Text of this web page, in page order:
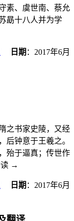
素、虞世南、蔡允
勗十八人并为学
日期 ： 2017年6月
之书家史陵，又经
后钟意于王羲之。
殆于逼真；传世作
→
日期 ： 2017年6月